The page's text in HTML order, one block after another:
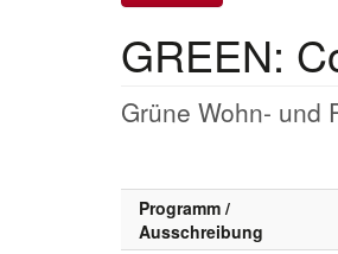
GREEN:
Grüne Wohn- und
Programm /
Ausschreibung